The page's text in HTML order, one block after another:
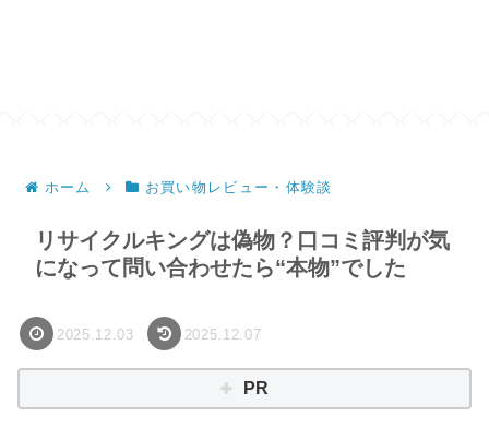
ホーム お買い物レビュー・体験談
リサイクルキングは偽物？口コミ評判が気
になって問い合わせたら“本物”でした
2025.12.03 2025.12.07
PR